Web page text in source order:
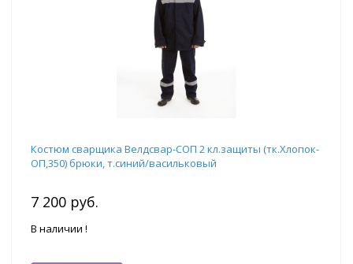
Костюм сварщика Велдсвар-СОП 2 кл.защиты (тк.Хлопок-
ОП,350) брюки, т.синий/васильковый
7 200 руб.
В наличии !